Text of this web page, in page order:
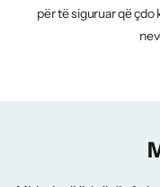
për të siguruar që